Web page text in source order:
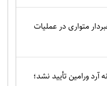
متواری در عملیات
آرد ورامین تأیید نشد؛